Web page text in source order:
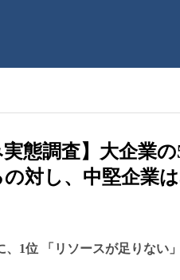
態調査】大企業の
対し、中堅企業は
1位 「リソースが足りない